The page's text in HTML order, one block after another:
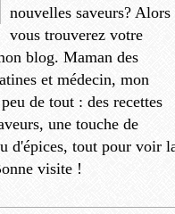
nouvelles saveurs? Alors
vous trouverez votre
blog. Maman des
et médecin, mon
de tout : des recettes
une touche de
d'épices, tout pour voir
visite !